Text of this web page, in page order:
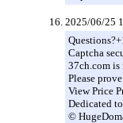
2025/06/25
Captcha
37ch.com is
Please
View Price
Dedicated
©